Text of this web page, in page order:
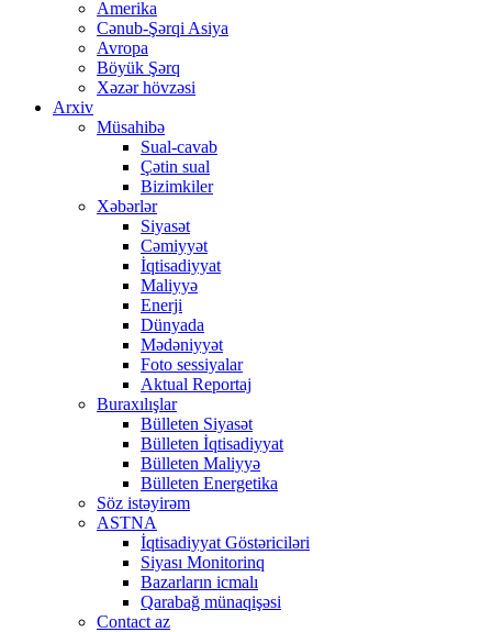
Amerika
Cənub-Şərqi Asiya
Avropa
Böyük Şərq
Xəzər hövzəsi
Arxiv
Müsahibə
Sual-cavab
Çətin sual
Bizimkiler
Xəbərlər
Siyasət
Cəmiyyət
İqtisadiyyat
Maliyyə
Enerji
Dünyada
Mədəniyyət
Foto sessiyalar
Aktual Reportaj
Buraxılışlar
Bülleten Siyasət
Bülleten İqtisadiyyat
Bülleten Maliyyə
Bülleten Energetika
Söz istəyirəm
ASTNA
İqtisadiyyat Göstəriciləri
Siyası Monitorinq
Bazarların icmalı
Qarabağ münaqişəsi
Contact az